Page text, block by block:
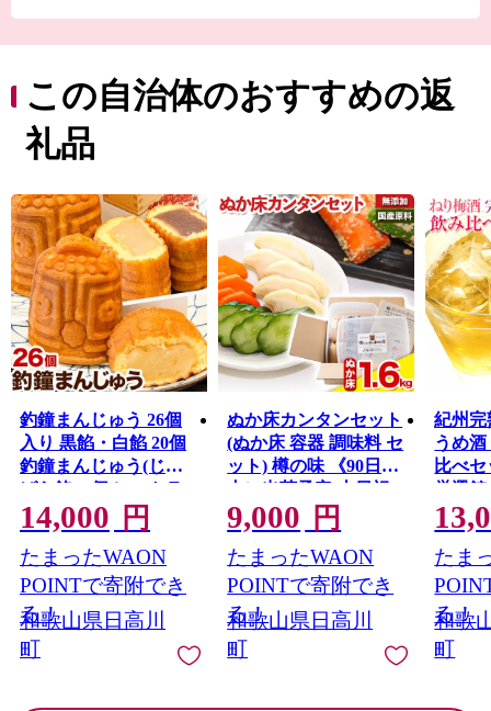
産物や、生産量日本一を誇る紀州備長炭のほか、千両や
椎茸等の林産物も多く生産しています。
また、安珍清姫伝説で全国的にも有名な道成寺や、奇祭
で有名な丹生神社の笑い祭、寒川祭など有形・無形の貴
ード、宿泊を兼ね備えた温泉施設、キャンプ場、小コン
サート等が可能な文化施設やスポーツ施設もあり、様々
な体験ができます。
この自治体のおすすめの返
礼品
釣鐘まんじゅう 26個
入り 黒餡・白餡 20個
釣鐘まんじゅう(じゃ
ばら餡) 6個 レストラ
ン雲水 《30日以内に
出荷予定(土日祝除
く)》 和歌山県 日高川
町 まんじゅう 饅頭 和
菓子 スイーツ 安珍 清
姫 道成寺銘菓
14,000 円
たまったWAON
POINTで寄附でき
る！
和歌山県日高川
町
ぬか床カンタンセット
(ぬか床 容器 調味料 セ
ット) 樽の味 《90日以
内に出荷予定(土日祝
除く)》 和歌山県 日高
川町 ぬか ぬかどこ ぬ
か漬け ぬか漬けセッ
ト ぬか床セット 容器
簡単 手作り 無添加 産
地直送
9,000 円
たまったWAON
POINTで寄附でき
る！
和歌山県日高川
町
紀州完
うめ
比べ
厳選
出荷
く)》
町 酒
べ 梅
高梅
たま
る！
和歌
町